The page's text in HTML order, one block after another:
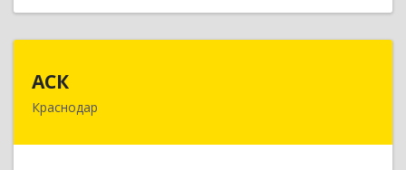
АСК
Краснодар350900, Краснодарский край, Краснодар г,